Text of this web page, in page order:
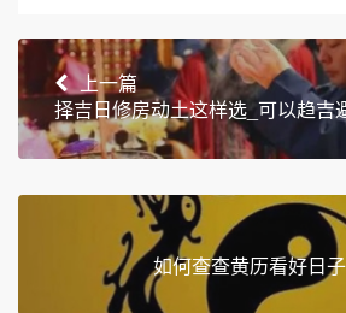
上一篇
择吉日修房动土这样选_可以趋吉
如何查查黄历看好日